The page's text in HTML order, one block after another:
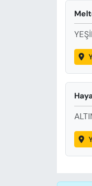
KÜLTÜR-SANAT
ÖZEL HABER
YAZAR KÖŞESİ
SİYASET